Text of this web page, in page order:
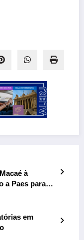
à
a Paes para
em